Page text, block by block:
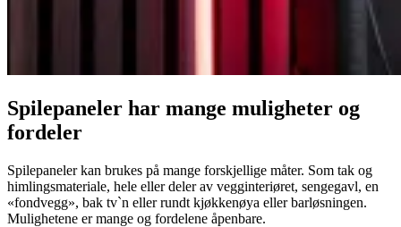
Spilepaneler har mange muligheter og
fordeler
Spilepaneler kan brukes på mange forskjellige måter. Som tak og
himlingsmateriale, hele eller deler av vegginteriøret, sengegavl, en
«fondvegg», bak tv`n eller rundt kjøkkenøya eller barløsningen.
Mulighetene er mange og fordelene åpenbare.